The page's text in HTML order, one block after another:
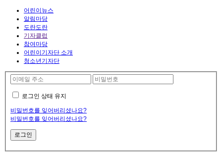
어린이뉴스
알림마당
도란도란
기자클럽
참여마당
어린이기자단 소개
청소년기자단
로그인 상태 유지
비밀번호를 잊어버리셨나요?
비밀번호를 잊어버리셨나요?